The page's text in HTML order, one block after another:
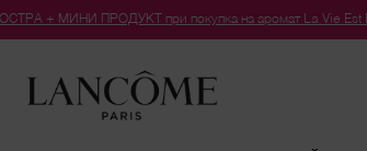
+ МИНИ ПРОДУКТ при покупка на аромат La Vie Est